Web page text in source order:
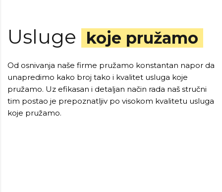
Usluge koje pružamo
Od osnivanja naše firme pružamo konstantan napor da
unapredimo kako broj tako i kvalitet usluga koje
pružamo. Uz efikasan i detaljan način rada naš stručni
tim postao je prepoznatljiv po visokom kvalitetu usluga
koje pružamo.